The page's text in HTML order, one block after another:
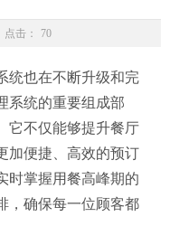
点击： 70
统也在不断升级和完
系统的重要组成部
它不仅能够提升餐厅
加便捷、高效的预订
时掌握用餐高峰期的
，确保每一位顾客都